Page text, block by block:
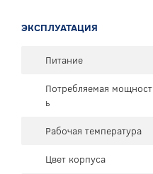
ЭКСПЛУАТАЦИЯ
Питание
Потребляемая мощност
ь
Рабочая температура
Цвет корпуса